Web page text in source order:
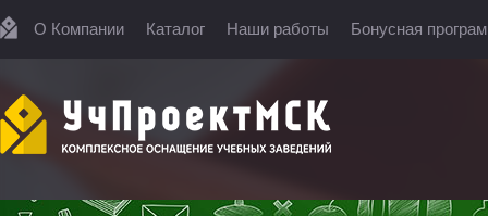
О Компании Каталог Наши работы Бонусная